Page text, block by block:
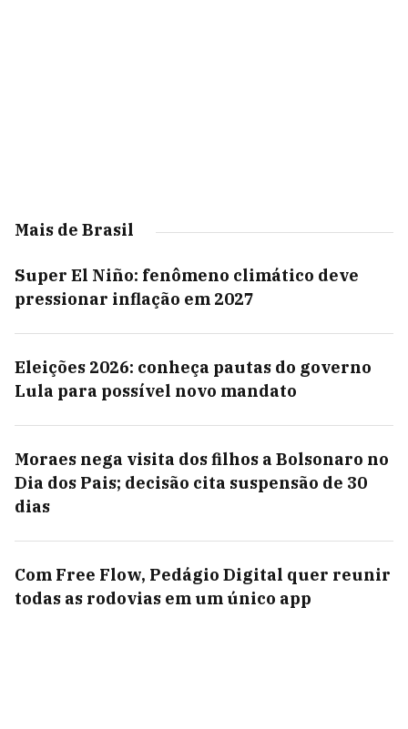
Mais de Brasil
Super El Niño: fenômeno climático deve
pressionar inflação em 2027
Eleições 2026: conheça pautas do governo
Lula para possível novo mandato
Moraes nega visita dos filhos a Bolsonaro no
Dia dos Pais; decisão cita suspensão de 30
dias
Com Free Flow, Pedágio Digital quer reunir
todas as rodovias em um único app